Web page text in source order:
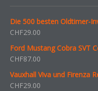
Die 500 besten Oldtimer-
CHF29.00
Ford Mustang Cobra SVT
CHF87.00
Vauxhall Viva und Firenza
CHF29.00